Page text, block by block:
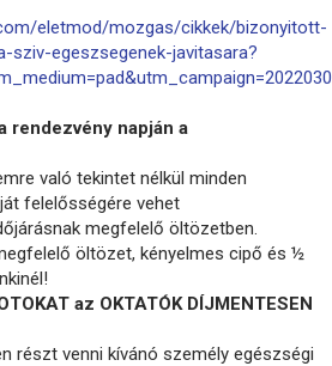
eletmod/mozgas/cikkek/bizonyitott-
sziv-egeszsegenek-javitasara?
rendezvény napján a
való tekintet nélkül minden
felelősségére vehet
megfelelő öltözetben.
öltözet, kényelmes cipő és ½
az OKTATÓK DÍJMENTESEN
részt venni kívánó személy egészségi